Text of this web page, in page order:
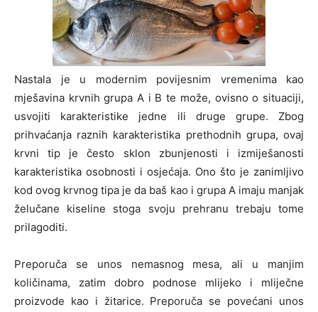
Nastala je u modernim povijesnim vremenima kao
mješavina krvnih grupa A i B te može, ovisno o situaciji,
usvojiti karakteristike jedne ili druge grupe. Zbog
prihvaćanja raznih karakteristika prethodnih grupa, ovaj
krvni tip je često sklon zbunjenosti i izmiješanosti
karakteristika osobnosti i osjećaja. Ono što je zanimljivo
kod ovog krvnog tipa je da baš kao i grupa A imaju manjak
želučane kiseline stoga svoju prehranu trebaju tome
prilagoditi.
Preporuča se unos nemasnog mesa, ali u manjim
količinama, zatim dobro podnose mlijeko i mliječne
proizvode kao i žitarice. Preporuča se povećani unos